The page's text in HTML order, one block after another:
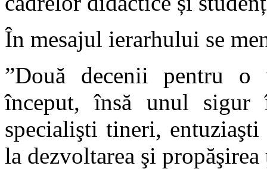
În mesajul ierarhului se
”Două decenii pentru o
început, însă unul sigur
specialişti tineri,
la dezvoltarea şi